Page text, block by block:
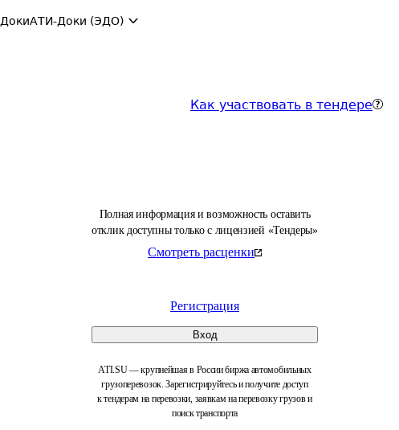
АТИ-Доки (ЭДО)
Как участвовать в тендере
Полная информация и возможность оставить
отклик доступны только с лицензией «Тендеры»
Смотреть расценки
Регистрация
Вход
ATI.SU — крупнейшая в России биржа автомобильных
грузоперевозок. Зарегистрируйтесь и получите доступ
к тендерам на перевозки, заявкам на перевозку грузов и
поиск транспорта